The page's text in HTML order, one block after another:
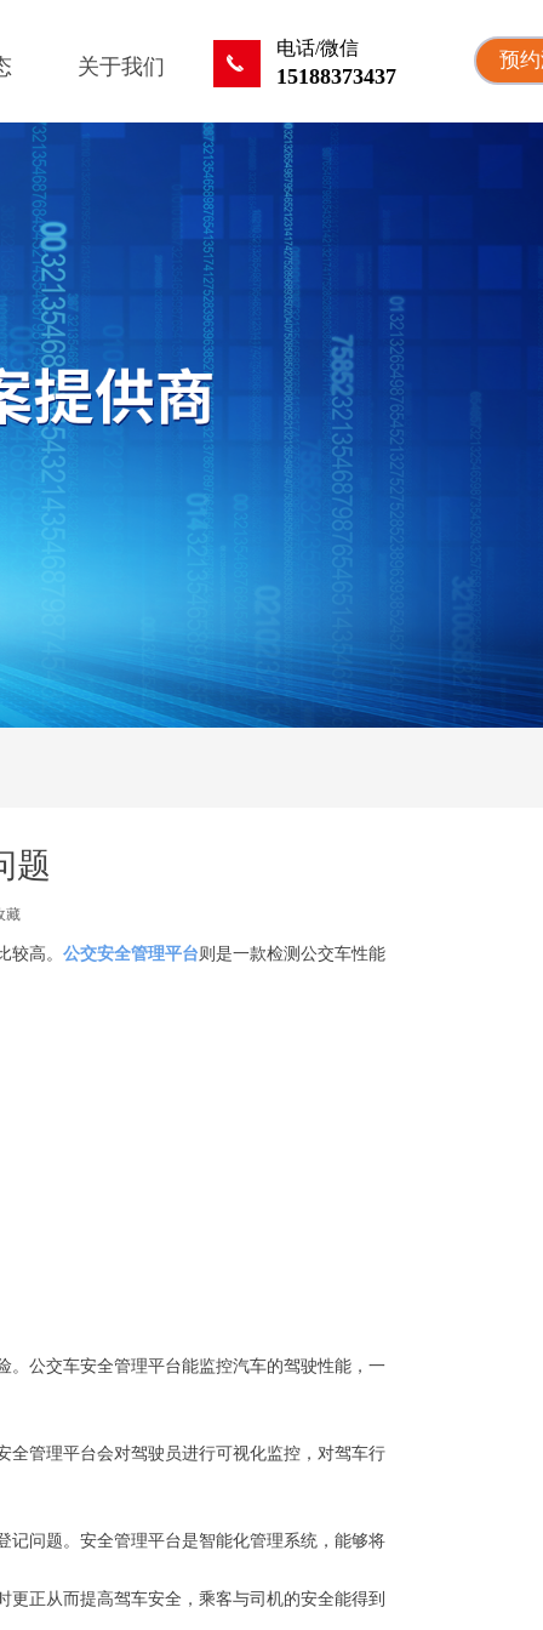
끅
电话/微信
15188373437
关于我们 预
题
高。 公交安全管理平台则是一款检测公交车性能
。公交车安全管理平台能监控汽车的驾驶性能，一
全管理平台会对驾驶员进行可视化监控，对驾车行
记问题。安全管理平台是智能化管理系统，能够将
正从而提高驾车安全，乘客与司机的安全能得到
藏